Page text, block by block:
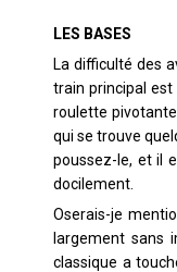
LES BASES
La difficulté des
train principal
roulette
qui se trouve
poussez-le, et il
docilement.
Oserais-je
largement sans
classique a